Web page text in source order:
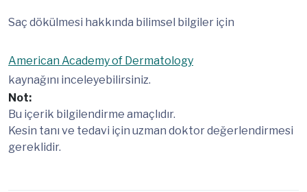
Saç dökülmesi hakkında bilimsel bilgiler için
American Academy of Dermatology
kaynağını inceleyebilirsiniz.
Not:
Bu içerik bilgilendirme amaçlıdır.
Kesin tanı ve tedavi için uzman doktor değerlendirmesi
gereklidir.